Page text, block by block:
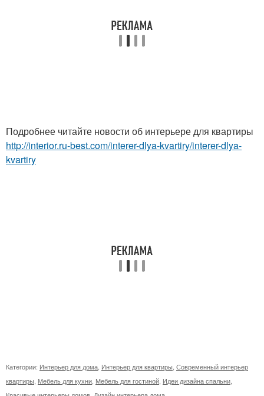
Подробнее читайте новости об интерьере для квартиры
http://interior.ru-best.com/interer-dlya-kvartiry/interer-dlya-
kvartiry
Категории: Интерьер для дома Интерьер для квартиры Современный интерьер
квартиры Мебель для кухни Мебель для гостиной Идеи дизайна спальни